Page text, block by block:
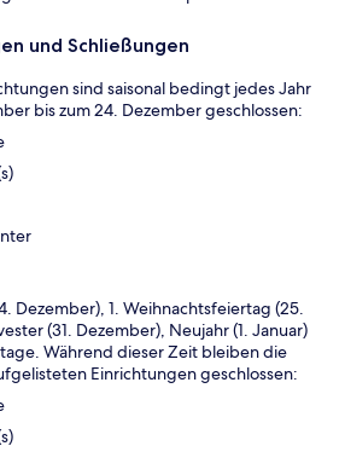
und Schließungen
sind saisonal bedingt jedes Jahr
bis zum 24. Dezember geschlossen:
Dezember), 1. Weihnachtsfeiertag (25.
(31. Dezember), Neujahr (1. Januar)
Während dieser Zeit bleiben die
Einrichtungen geschlossen: